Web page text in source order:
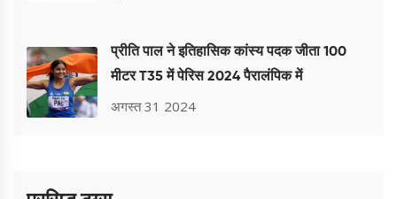
प्रीति पाल ने इतिहासिक कांस्य पदक जीता 100
मीटर T35 में पेरिस 2024 पैरालंपिक में
अगस्त 31 2024